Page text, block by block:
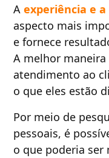
Aexperiência e
aspecto mais
e fornece
A melhor
atendimento ao
o que eles estão
Por meio de
pessoais, é
o que poderia